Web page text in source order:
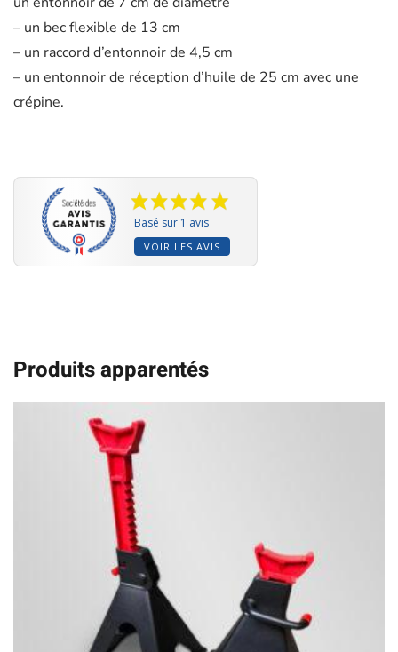
– un bec flexible de 13 cm
– un raccord d’entonnoir de 4,5 cm
– un entonnoir de réception d’huile de 25 cm avec une
crépine.
Basé sur 1 avis
VOIR LES AVIS
Produits apparentés